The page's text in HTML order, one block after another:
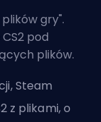
gry".
pod
plików.
Steam
z plikami, o